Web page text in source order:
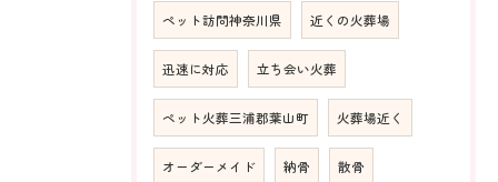
ペット訪問神奈川県 近くの火葬場
迅速に対応 立ち会い火葬
ペット火葬三浦郡葉山町 火葬場近く
オーダーメイド 納骨 散骨